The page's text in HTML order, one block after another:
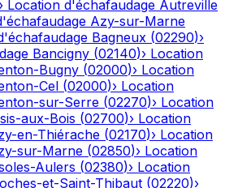
› Location d'échafaudage Autreville
Azy-sur-Marne
Bagneux (02290)›
Bancigny (02140)› Location
Bugny (02000)› Location
Cel (02000)› Location
sur-Serre (02270)› Location
aux-Bois (02700)› Location
en-Thiérache (02170)› Location
sur-Marne (02850)› Location
Aulers (02380)› Location
et-Saint-Thibaut (02220)›